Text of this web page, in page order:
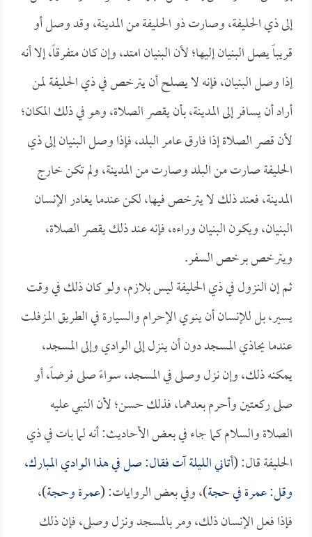
إلى ذي الحليفة، وصارت ذو الحليفة من المدينة، وقد وصل أو
قريباً يصل البنيان إليها؛ لأن البنيان امتد، وإن كان متفرقاً، إلا أنه
إذا وصل البنيان، فإنه لا يصلح أن يترخص في ذي الحليفة لمن
أراد أن يسافر إلى المدينة، بأن يقصر الصلاة، وهو في ذلك المكان؛
لأن قصر الصلاة إذا فارق عامر البلد، فإذا وصل البنيان إلى ذي
الحليفة صارت من البلد وصارت من المدينة، ولم تكن خارج
المدينة، فعند ذلك لا يترخص فيها، لكن عندما يغادر الإنسان
البنيان، ويكون البنيان وراءه، فإنه عند ذلك يقصر الصلاة،
ويترخص برخص السفر.
ثم إن النزول في ذي الحليفة ليس بلازم، ولو كان ذلك في وقت
يسير، بل للإنسان أن ينوي الإحرام والسيارة في الطريق المزفلت
عندما يحاذي المسجد دون أن ينزل إلى الوادي وإلى المسجد،
يمكنه ذلك، وإن نزل وصلى في المسجد، سواءً صلى فرضاً، أو
صلى ركعتين وأحرم بعدهما، فذلك حسن؛ لأن النبي عليه
الصلاة والسلام كما جاء في بعض الأحاديث: أنه لما بات في ذي
الحليفة قال: (أتاني الليلة آت فقال: صل في هذا الوادي المبارك،
وقل: عمرة في حجة)، وفي بعض الروايات: (عمرة وحجة)،
فإذا فعل الإنسان ذلك، ومر بالمسجد ونزل وصلى، فإن ذلك